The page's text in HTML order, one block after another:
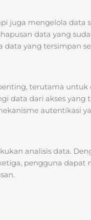
juga mengelola data
data yang
yang tersimpan
terutama untuk
data dari akses
autentikasi
analisis data.
pengguna